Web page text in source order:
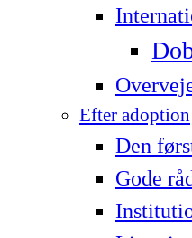
Efter adoption
Den
Gode